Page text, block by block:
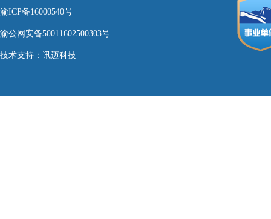
渝ICP备16000540号
渝公网安备50011602500303号
技术支持： 讯迈科技